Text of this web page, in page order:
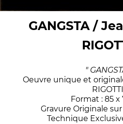
GANGSTA /
"
Oeuvre unique et
Format : 85 x
Gravure Originale sur
Technique